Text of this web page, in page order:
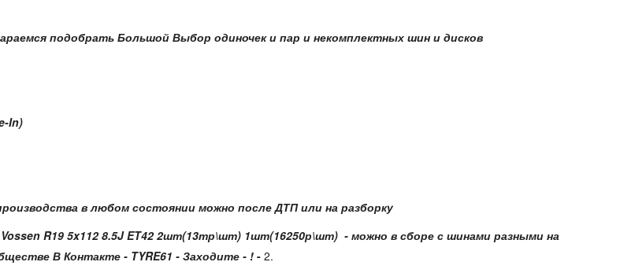
подобрать Большой Выбор одиночек и пар и некомплектных шин и дисков
In)
в любом состоянии можно после ДТП или на разборку
R19 5x112 8.5J ET42 2шт(13тр\шт) 1шт(16250р\шт) - можно в сборе с шинами разными на
В Контакте - TYRE61 - Заходите - ! - 2.